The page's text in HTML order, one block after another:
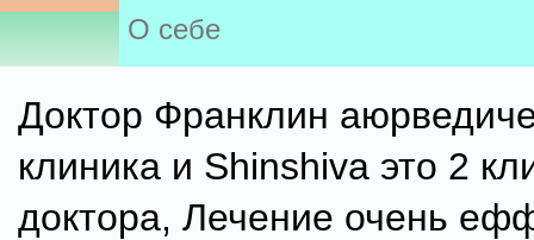
О себе
Доктор Франклин
клиника и Shinshiva это 2
доктора, Лечение очень